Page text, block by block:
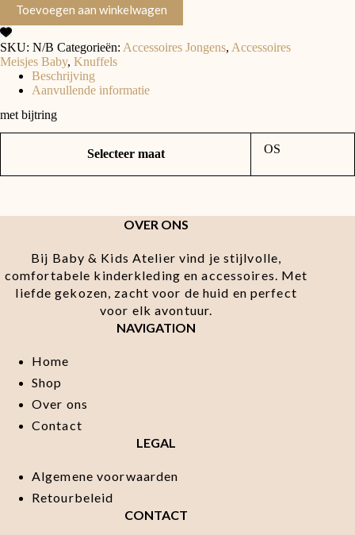
Chocolat
Leon
the
hedgehog
aantal
Toevoegen aan winkelwagen
SKU: N/B Categorieën: Accessoires Jongens, Accessoires
Meisjes Baby, Knuffels
Beschrijving
Aanvullende informatie
met bijtring
Selecteer maat OS
OVER ONS
Bij Baby & Kids Atelier vind je stijlvolle,
comfortabele kinderkleding en accessoires. Met
liefde gekozen, zacht voor de huid en perfect
voor elk avontuur.
NAVIGATION
Home
Shop
Over ons
Contact
LEGAL
Algemene voorwaarden
Retourbeleid
CONTACT